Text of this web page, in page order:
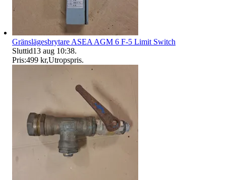
Gränslägesbrytare ASEA AGM 6 F-5 Limit Switch
Sluttid13 aug 10:38.
Pris:499 kr,Utropspris.